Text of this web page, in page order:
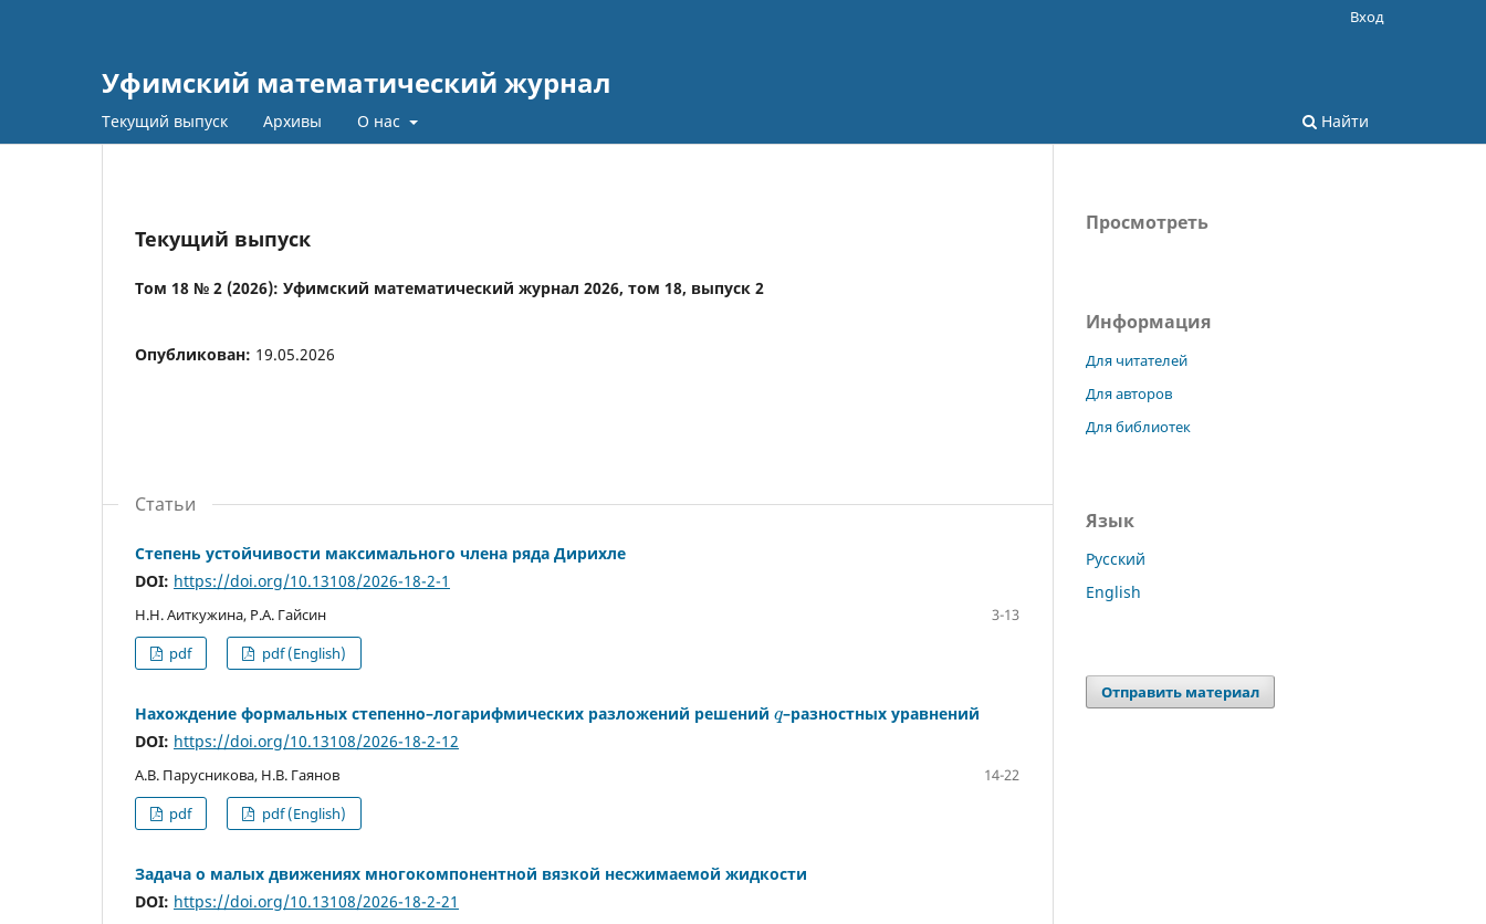
Уфимский математический журнал
Текущий выпуск Архивы О нас Найти
Вход
Текущий выпуск
Том 18 № 2 (2026): Уфимский математический журнал 2026, том 18, выпуск 2
Опубликован: 19.05.2026
Статьи
Степень устойчивости максимального члена ряда Дирихле
DOI: https://doi.org/10.13108/2026-18-2-1
Н.Н. Аиткужина, Р.А. Гайсин
3-13
pdf
pdf (English)
Нахождение формальных степенно–логарифмических разложений решений q–разностных уравнений
DOI: https://doi.org/10.13108/2026-18-2-12
А.В. Парусникова, Н.В. Гаянов
14-22
pdf
pdf (English)
Задача о малых движениях многокомпонентной вязкой несжимаемой жидкости
DOI: https://doi.org/10.13108/2026-18-2-21
Просмотреть
Информация
Для читателей
Для авторов
Для библиотек
Язык
Русский
English
Отправить материал